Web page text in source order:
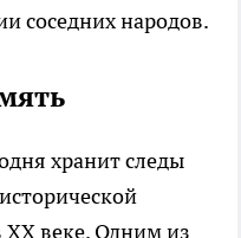
соседних народов.
хранит следы
XX веке. Одним из